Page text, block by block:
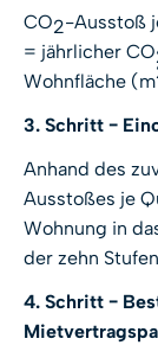
CO2-Ausstoß
= jährlicher CO
Wohnfläche (m
3. Schritt −
Anhand des
Ausstoßes je
Wohnung in
der zehn
4. Schritt −